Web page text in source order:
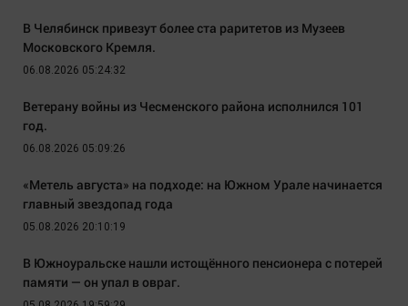
В Челябинск привезут более ста раритетов из Музеев
Московского Кремля.
06.08.2026 05:24:32
Ветерану войны из Чесменского района исполнился 101
год.
06.08.2026 05:09:26
«Метель августа» на подходе: на Южном Урале начинается
главный звездопад года
05.08.2026 20:10:19
В Южноуральске нашли истощённого пенсионера с потерей
памяти — он упал в овраг.